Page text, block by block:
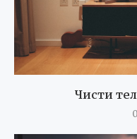
Чисти